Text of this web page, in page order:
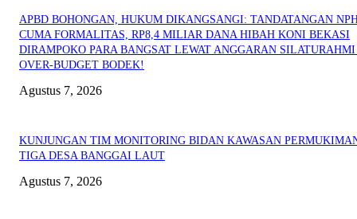
APBD BOHONGAN, HUKUM DIKANGSANGI: TANDATANGAN
CUMA FORMALITAS, RP8,4 MILIAR DANA HIBAH KONI BEKASI
DIRAMPOKO PARA BANGSAT LEWAT ANGGARAN
OVER-BUDGET BODEK!
Agustus 7, 2026
KUNJUNGAN TIM MONITORING BIDAN KAWASAN
TIGA DESA BANGGAI LAUT
Agustus 7, 2026